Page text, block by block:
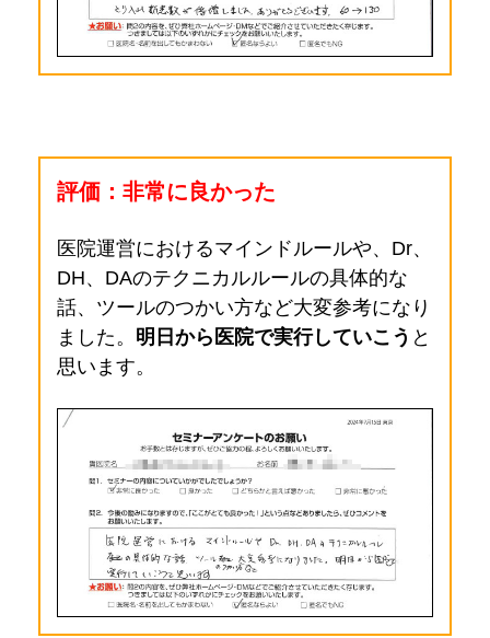
評価：非常に良かった
医院運営におけるマインドルールや、Dr、
DH、DAのテクニカルルールの具体的な
話、ツールのつかい方など大変参考になり
ました。 明日から医院で実行していこう と
思います。